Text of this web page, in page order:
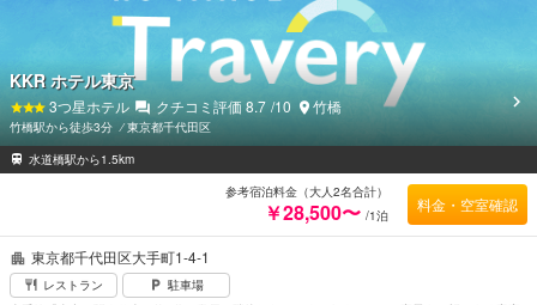
東京都千代田区大手町1-4-1
レストラン
駐車場
KKR ホテル東京
3つ星ホテル クチコミ評価 8.7 /10 竹橋
竹橋駅から徒歩3分 ⁄東京都千代田区
水道橋駅から1.5km
参考宿泊料金（大人2名合計）
￥28,500〜 /1泊
料金・空室確認